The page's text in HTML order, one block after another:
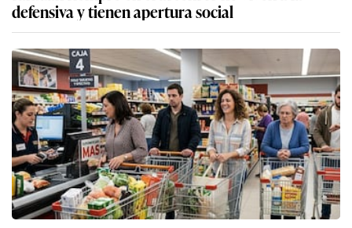
defensiva y tienen apertura social